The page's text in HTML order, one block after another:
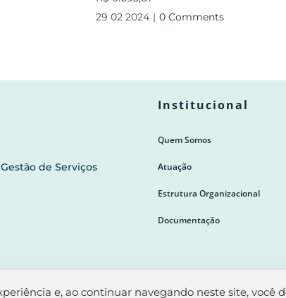
29 02 2024 | 0 Comments
de Serviços
Institucional
Quem Somos
Atuação
Estrutura Organizacional
Documentação
e, ao continuar navegando neste site, você